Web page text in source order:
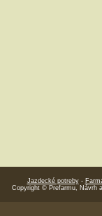
Jazdecké potreby-
Copyright © Prefarmu, Návrh